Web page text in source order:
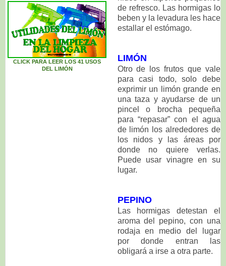
CLICK PARA LEER LOS 41 USOS
DEL LIMÓN
de refresco. Las hormigas lo
beben y la levadura les hace
estallar el estómago.
LIMÓN
Otro de los frutos que vale
para casi todo, solo debe
exprimir un limón grande en
una taza y ayudarse de un
pincel o brocha pequeña
para “repasar” con el agua
de limón los alrededores de
los nidos y las áreas por
donde no quiere verlas.
Puede usar vinagre en su
lugar.
PEPINO
Las hormigas detestan el
aroma del pepino, con una
rodaja en medio del lugar
por donde entran las
obligará a irse a otra parte.